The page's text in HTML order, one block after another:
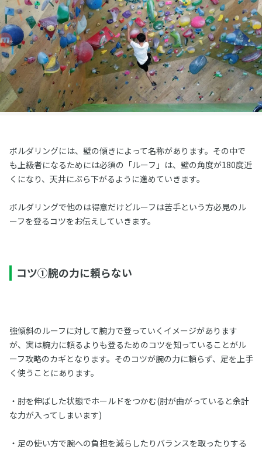
ボルダリングには、壁の傾きによって名称があります。その中で
も上級者になるためには必須の「ルーフ」は、壁の角度が180度近
くになり、天井にぶら下がるように進めていきます。
ボルダリングで他のは得意だけどルーフは苦手という方必見のル
ーフを登るコツをお伝えしていきます。
コツ①腕の力に頼らない
強傾斜のルーフに対して腕力で登っていくイメージがあります
が、実は腕力に頼るよりも登るためのコツを知っていることがル
ーフ攻略のカギとなります。そのコツが腕の力に頼らず、足を上手
く使うことにあります。
・肘を伸ばした状態でホールドをつかむ(肘が曲がっていると余計
な力が入ってしまいます)
・足の使い方で腕への負担を減らしたりバランスを取ったりする